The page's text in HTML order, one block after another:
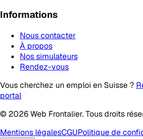
Informations
Nous contacter
À propos
Nos simulateurs
Rendez-vous
Vous cherchez un emploi en Suisse ?
portal
© 2026 Web Frontalier. Tous droits
Mentions légalesCGUPolitique de